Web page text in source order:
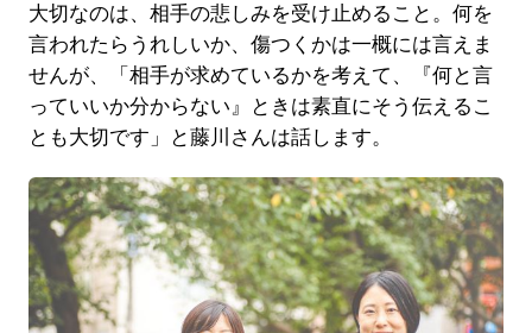
大切なのは、相手の悲しみを受け止めること。何を
言われたらうれしいか、傷つくかは一概には言えま
せんが、「相手が求めているかを考えて、『何と言
っていいか分からない』ときは素直にそう伝えるこ
とも大切です」と藤川さんは話します。